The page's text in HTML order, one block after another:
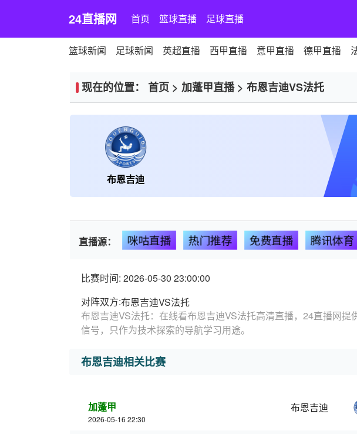
24直播网 首页 篮球直播 足球直播
篮球新闻 足球新闻 英超直播 西甲直播 意甲直播 德甲直播
现在的位置： 首页 > 加蓬甲直播> 布恩吉迪VS法托
布恩吉迪
直播源： 咪咕直播 热门推荐 免费直播 腾讯体育
比赛时间: 2026-05-30 23:00:00
对阵双方:布恩吉迪VS法托
布恩吉迪VS法托：在线看布恩吉迪VS法托高清直播，24直播网
信号，只作为技术探索的导航学习用途。
布恩吉迪相关比赛
加蓬甲
2026-05-16 22:30
布恩吉迪